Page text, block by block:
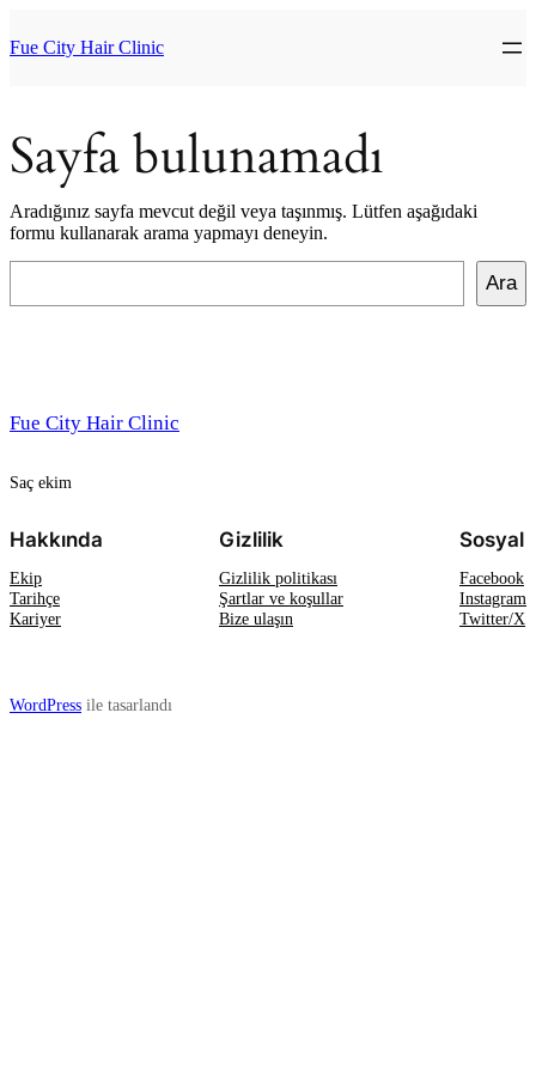
geç
Fue City Hair Clinic
Sayfa bulunamadı
Aradığınız sayfa mevcut değil veya taşınmış. Lütfen aşağıdaki
formu kullanarak arama yapmayı deneyin.
Ara
Fue City Hair Clinic
Saç ekim
Hakkında
Ekip
Tarihçe
Kariyer
Gizlilik
Gizlilik politikası
Şartlar ve koşullar
Bize ulaşın
Sosyal
Facebook
Instagram
Twitter/X
WordPress ile tasarlandı